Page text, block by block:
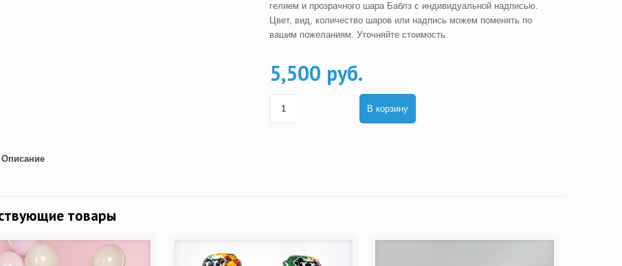
гелием и прозрачного шара Баблз с индивидуальной надписью.
Цвет, вид, количество шаров или надпись можем поменять по
вашим пожеланиям. Уточняйте стоимость.
5,500 руб.
В корзину
Описание
товары